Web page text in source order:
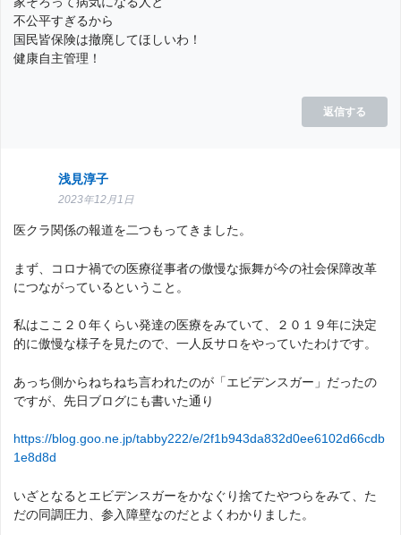
不公平すぎるから
国民皆保険は撤廃してほしいわ！
健康自主管理！
返信する
浅見淳子
2023年12月1日
医クラ関係の報道を二つもってきました。
まず、コロナ禍での医療従事者の傲慢な振舞が今の社会保障改革
につながっているということ。
私はここ２０年くらい発達の医療をみていて、２０１９年に決定
的に傲慢な様子を見たので、一人反サロをやっていたわけです。
あっち側からねちねち言われたのが「エビデンスガー」だったの
ですが、先日ブログにも書いた通り
https://blog.goo.ne.jp/tabby222/e/2f1b943da832d0ee6102d66cdb
1e8d8d
いざとなるとエビデンスガーをかなぐり捨てたやつらをみて、た
だの同調圧力、参入障壁なのだとよくわかりました。